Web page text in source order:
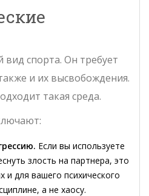
вид спорта. Он требует
и их высвобождения.
такая среда.
Если вы используете
злость на партнера, это
для вашего психического
а не хаосу.